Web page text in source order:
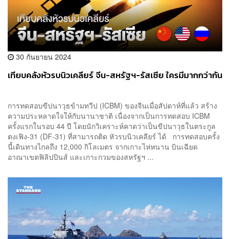
30 กันยายน 2024
เทียบคลังหัวรบนิวเคลียร์ จีน-สหรัฐฯ-รัสเซีย ใครมีมากกว่ากัน
การทดสอบขีปนาวุธข้ามทวีป (ICBM) ของจีนเมื่อสัปดาห์ที่แล้ว สร้าง
ความประหลาดใจให้กับนานาชาติ เนื่องจากเป็นการทดสอบ ICBM
ครั้งแรกในรอบ 44 ปี โดยนักวิเคราะห์คาดว่าเป็นขีปนาวุธในตระกูล
ตงเฟิง-31 (DF-31) ที่สามารถติด หัวรบนิวเคลียร์ ได้ การทดสอบครั้ง
นี้เดินทางไกลถึง 12,000 กิโลเมตร จากเกาะไห่หนาน บินเฉียด
อาณาเขตฟิลิปปินส์ และเกาะกวมของสหรัฐฯ ...